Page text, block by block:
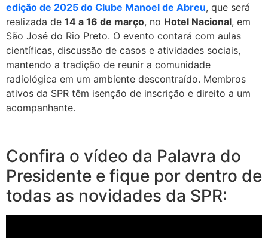
edição de 2025 do Clube Manoel de Abreu, que será
realizada de 14 a 16 de março, no Hotel Nacional, em
São José do Rio Preto. O evento contará com aulas
científicas, discussão de casos e atividades sociais,
mantendo a tradição de reunir a comunidade
radiológica em um ambiente descontraído. Membros
ativos da SPR têm isenção de inscrição e direito a um
acompanhante.
Confira o vídeo da Palavra do
Presidente e fique por dentro de
todas as novidades da SPR: